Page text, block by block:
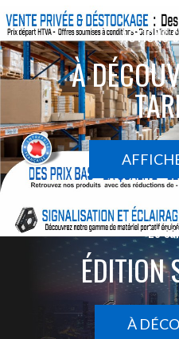
ACTIONS
À
Le
ÉDITION
À